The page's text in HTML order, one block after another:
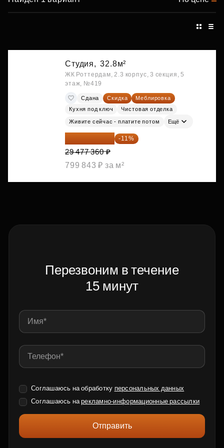
Студия, 32.8м²
ЖК Роттердам, 2.3 корпус, 3 секция, 5
этаж, №419
Сдана Скидка
Меблировка
Кухня под ключ
Чистовая отделка
Живите сейчас - платите потом Ещё
26 234 850 ₽ -11%
29 477 360 ₽
799 843 ₽ за м²
Перезвоним в течение
15 минут
Соглашаюсь на обработку персональных данных
Соглашаюсь нарекламно-информационные рассылки
Отправить